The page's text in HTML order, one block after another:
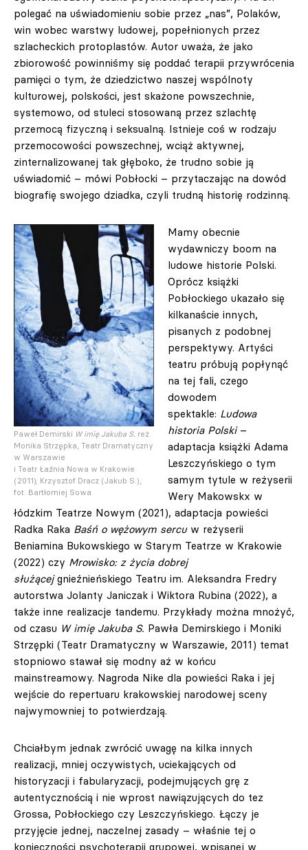
polegać na uświadomieniu sobie przez „nas”, Polaków,
win wobec warstwy ludowej, popełnionych przez
szlacheckich protoplastów. Autor uważa, że jako
zbiorowość powinniśmy się poddać terapii przywrócenia
pamięci o tym, że dziedzictwo naszej wspólnoty
kulturowej, polskości, jest skażone powszechnie,
systemowo, od stuleci stosowaną przez szlachtę
przemocą fizyczną i seksualną. Istnieje coś w rodzaju
przemocowości powszechnej, wciąż aktywnej,
zinternalizowanej tak głęboko, że trudno sobie ją
uświadomić – mówi Pobłocki – przytaczając na dowód
biografię swojego dziadka, czyli trudną historię rodzinną.
Paweł Demirski W imię Jakuba S. reż.
Monika Strzępka, Teatr Dramatyczny
w Warszawie
i Teatr Łaźnia Nowa w Krakowie
(2011); Krzysztof Dracz (Jakub S.),
fot. Bartłomiej Sowa
Mamy obecnie
wydawniczy boom na
ludowe historie Polski.
Oprócz książki
Pobłockiego ukazało się
kilkanaście innych,
pisanych z podobnej
perspektywy. Artyści
teatru próbują popłynąć
na tej fali, czego
dowodem
spektakle: Ludowa
historia Polski–
adaptacja książki Adama
Leszczyńskiego o tym
samym tytule w reżyserii
Wery Makowskx w
łódzkim Teatrze Nowym (2021), adaptacja powieści
Radka Raka Baśń o wężowym sercuw reżyserii
Beniamina Bukowskiego w Starym Teatrze w Krakowie
(2022) czy Mrowisko: z życia dobrej
służącejgnieźnieńskiego Teatru im. Aleksandra Fredry
autorstwa Jolanty Janiczak i Wiktora Rubina (2022), a
także inne realizacje tandemu. Przykłady można mnożyć,
od czasu W imię Jakuba S. Pawła Demirskiego i Moniki
Strzępki (Teatr Dramatyczny w Warszawie, 2011) temat
stopniowo stawał się modny aż w końcu
mainstreamowy. Nagroda Nike dla powieści Raka i jej
wejście do repertuaru krakowskiej narodowej sceny
najwymowniej to potwierdzają.
Chciałbym jednak zwrócić uwagę na kilka innych
realizacji, mniej oczywistych, uciekających od
historyzacji i fabularyzacji, podejmujących grę z
autentycznością i nie wprost nawiązujących do tez
Grossa, Pobłockiego czy Leszczyńskiego. Łączy je
przyjęcie jednej, naczelnej zasady – właśnie tej o
konieczności psychoterapii grupowej, wpisanej w